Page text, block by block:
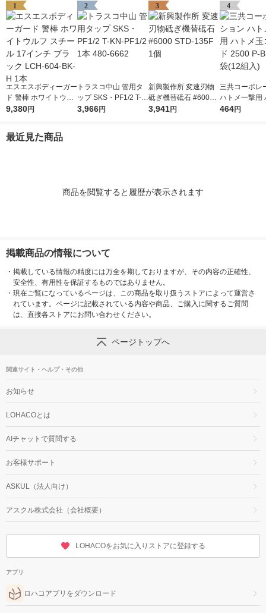
1
エスエスボディーガー
ド 警棒 ホワイトウル
フ スチール 17インチ
9,380円
2
トラスコ中山 管用タ
ップ SKS・PF1/2 T-K
N-PF1/2 1本 480-666
3,966円
3
新興製作所 変速刃物
砥ぎ機替砥石 #6000
STD-135F 1個
3,941円
4
三共コーポレ
ハトメ一撃用
玉ゴールド
464円
最近見た商品
商品を閲覧すると履歴が表示されます
掲載商品の情報について
・ 掲載している情報の精度には万全を期しておりますが、その内容の正確性、
安全性、有用性を保証するものではありません。
・ 現在ご覧になっているページは、この商品を取り扱うストアによって運営さ
れています。ページに記載されている内容や商品、ご購入に関するご質問
は、直接各ストアにお問い合わせください。
ページトップへ
関連サイト・ヘルプ・その他
お知らせ
LOHACOとは
AIチャットで質問する
お客様サポート
ASKUL（法人向け）
アスクル株式会社（会社概要）
LOHACOをお気に入りストアに登録する
アプリ
ロハコアプリをダウンロード